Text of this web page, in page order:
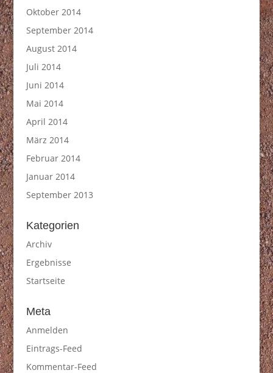
Oktober 2014
September 2014
August 2014
Juli 2014
Juni 2014
Mai 2014
April 2014
März 2014
Februar 2014
Januar 2014
September 2013
Kategorien
Archiv
Ergebnisse
Startseite
Meta
Anmelden
Eintrags-Feed
Kommentar-Feed